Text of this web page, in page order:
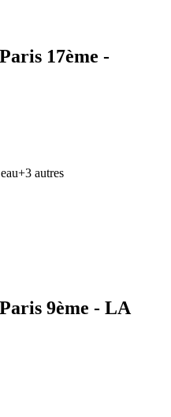
17ème -
+3 autres
9ème - LA